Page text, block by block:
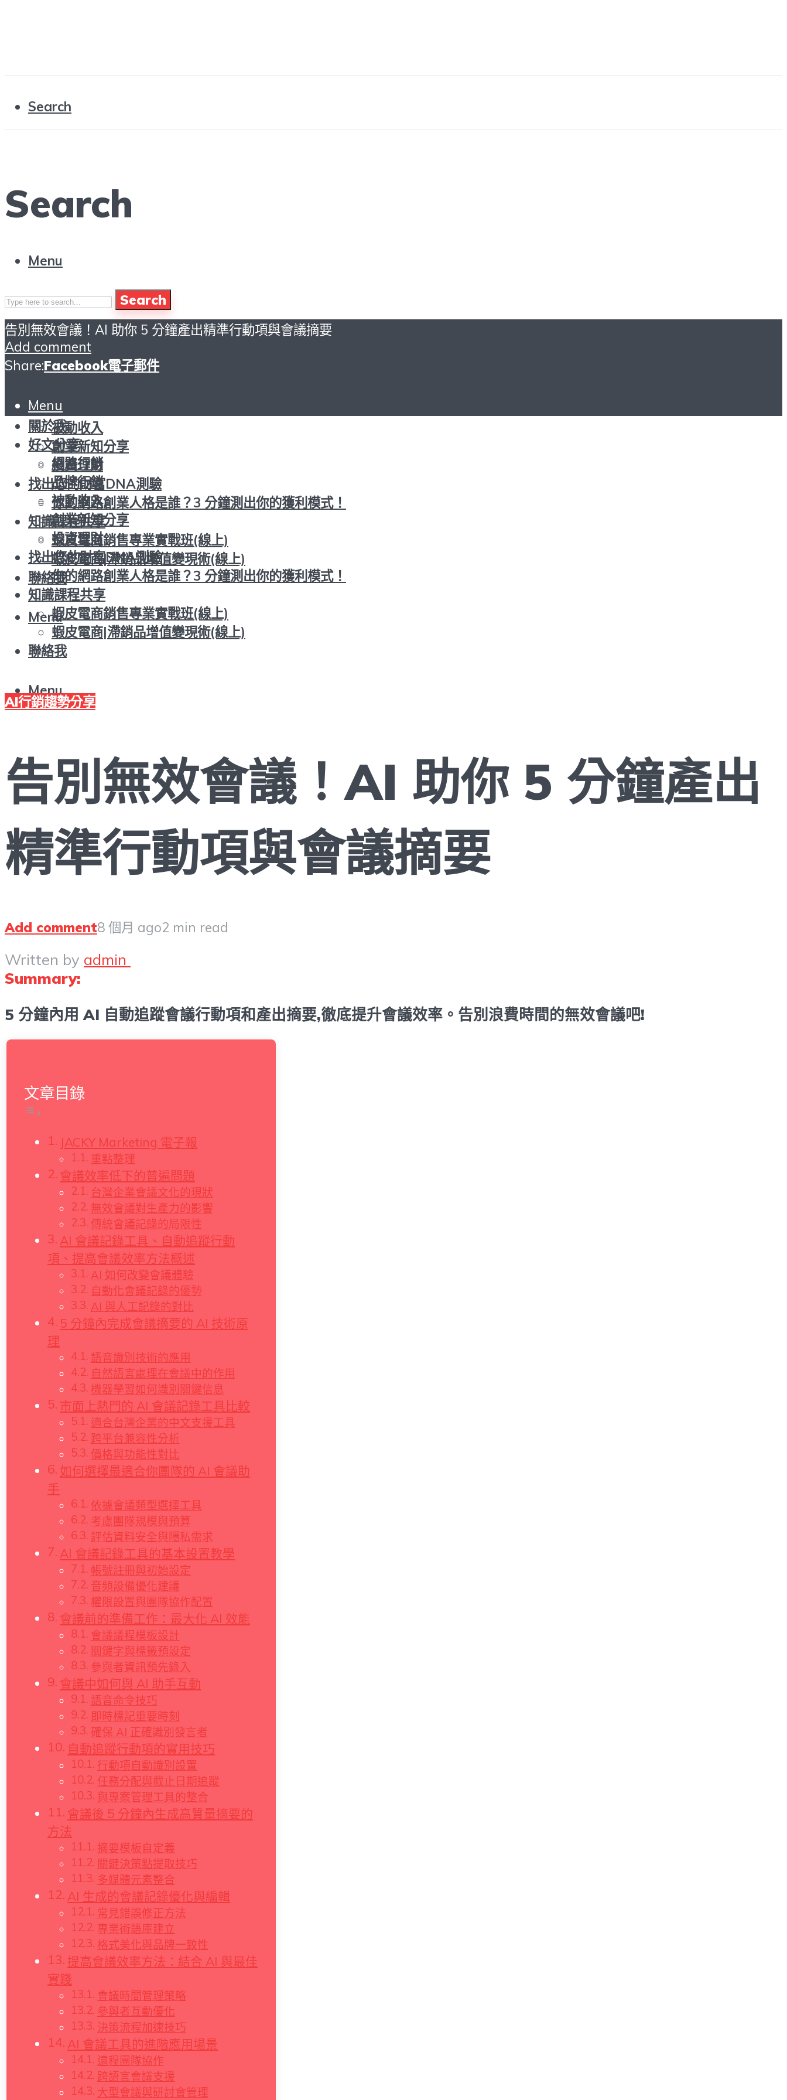
Search
Search
Search
頁首
關於我
好文分享
品牌行銷
被動收入
創業新知分享
投資理財
找出您的財富DNA測驗
你的網路創業人格是誰？3 分鐘測出你的獲利模式！
知識課程共享
蝦皮電商銷售專業實戰班(線上)
蝦皮電商|滯銷品增值變現術(線上)
聯絡我
Menu
Menu
頁首
關於我
好文分享
網路行銷
品牌行銷
被動收入
創業新知分享
投資理財
找出您的財富DNA測驗
你的網路創業人格是誰？3 分鐘測出你的獲利模式！
知識課程共享
蝦皮電商銷售專業實戰班(線上)
蝦皮電商|滯銷品增值變現術(線上)
聯絡我
Menu
告別無效會議！AI 助你 5 分鐘產出精準行動項與會議摘要
Add comment
Share:Facebook電子郵件
Menu
AI行銷趨勢分享
告別無效會議！AI 助你 5 分鐘產出
精準行動項與會議摘要
Add comment8 個月 ago2 min read
Written by admin
Summary:
5 分鐘內用 AI 自動追蹤會議行動項和產出摘要,徹底提升會議效率。告別浪費時間的無效會議吧!
文章目錄
JACKY Marketing 電子報
重點整理
會議效率低下的普遍問題
台灣企業會議文化的現狀
無效會議對生產力的影響
傳統會議記錄的局限性
AI 會議記錄工具、自動追蹤行動
項、提高會議效率方法概述
AI 如何改變會議體驗
自動化會議記錄的優勢
AI 與人工記錄的對比
5 分鐘內完成會議摘要的 AI 技術原
理
語音識別技術的應用
自然語言處理在會議中的作用
機器學習如何識別關鍵信息
市面上熱門的 AI 會議記錄工具比較
適合台灣企業的中文支援工具
跨平台兼容性分析
價格與功能性對比
如何選擇最適合你團隊的 AI 會議助
手
依據會議類型選擇工具
考慮團隊規模與預算
評估資料安全與隱私需求
AI 會議記錄工具的基本設置教學
帳號註冊與初始設定
音頻設備優化建議
權限設置與團隊協作配置
會議前的準備工作：最大化 AI 效能
會議議程模板設計
關鍵字與標籤預設定
參與者資訊預先錄入
會議中如何與 AI 助手互動
語音命令技巧
即時標記重要時刻
確保 AI 正確識別發言者
自動追蹤行動項的實用技巧
行動項自動識別設置
任務分配與截止日期追蹤
與專案管理工具的整合
會議後 5 分鐘內生成高質量摘要的
方法
摘要模板自定義
關鍵決策點提取技巧
多媒體元素整合
AI 生成的會議記錄優化與編輯
常見錯誤修正方法
專業術語庫建立
格式美化與品牌一致性
提高會議效率方法：結合 AI 與最佳
實踐
會議時間管理策略
參與者互動優化
決策流程加速技巧
AI 會議工具的進階應用場景
遠程團隊協作
跨語言會議支援
大型會議與研討會管理